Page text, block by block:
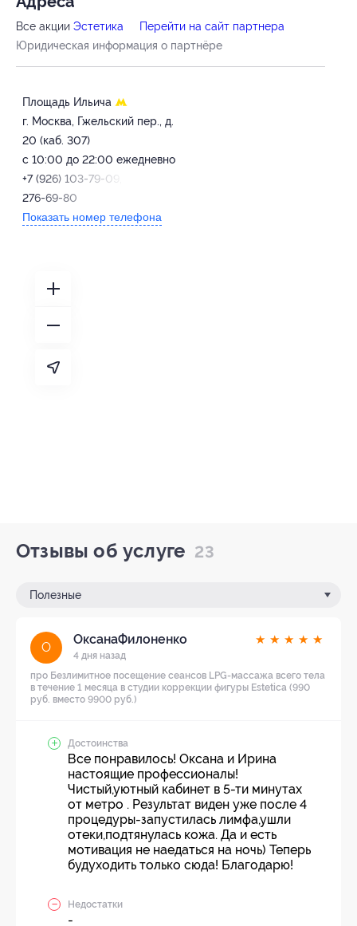
Все акции Эстетика
Перейти на сайт партнера
Юридическая информация о партнёре
Площадь Ильича
г. Москва, Гжельский пер., д.
20 (каб. 307)
c 10:00 до 22:00 ежедневно
+7 (926) 103-79-09, +7 (915)
276-69-80
Показать номер телефона
Отзывы об услуге 23
Полезные
О
ОксанаФилоненко
4 дня назад
★ ★ ★ ★ ★
про Безлимитное посещение сеансов LPG-массажа всего тела
в течение 1 месяца в студии коррекции фигуры Estetica (990
руб. вместо 9900 руб.)
Достоинства
Все понравилось! Оксана и Ирина
настоящие профессионалы!
Чистый,уютный кабинет в 5-ти минутах
от метро . Результат виден уже после 4
процедуры-запустилась лимфа,ушли
отеки,подтянулась кожа. Да и есть
мотивация не наедаться на ночь) Теперь
будуходить только сюда! Благодарю!
Недостатки
-